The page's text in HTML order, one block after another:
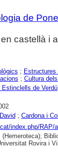
de
castellà i
; Estructures
; Cultura
de Verdú
; Cardona i
index.php/RAP/
(Hemeroteca);
Rovira i